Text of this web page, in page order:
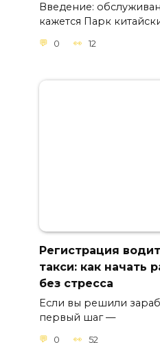
Введение:
кажется Парк
0 12
Регистрация
такси: как начать
без стресса
Если вы решили
первый шаг —
0 52